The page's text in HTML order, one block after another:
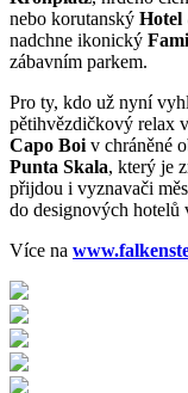
nebo korutanský Hotel
nadchne ikonický
zábavním parkem.
Pro ty, kdo už nyní
pětihvězdičkový relax
Capo Boi v chráněné
Punta Skala, který je
přijdou i vyznavači
do designových hotelů
Více na